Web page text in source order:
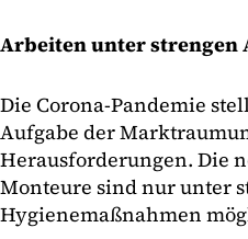
Arbeiten unter strengen
Die Corona-Pandemie
Aufgabe der
Herausforderungen. Die
Monteure sind nur unter
Hygienemaßnahmen